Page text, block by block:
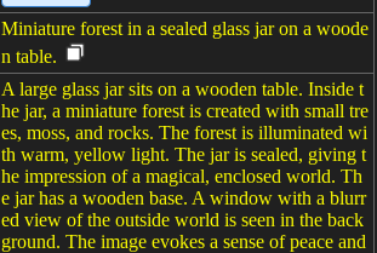
Miniature forest in a sealed glass jar on a woode
n table.
A large glass jar sits on a wooden table. Inside t
he jar, a miniature forest is created with small tre
es, moss, and rocks. The forest is illuminated wi
th warm, yellow light. The jar is sealed, giving t
he impression of a magical, enclosed world. Th
e jar has a wooden base. A window with a blurr
ed view of the outside world is seen in the back
ground. The image evokes a sense of peace and